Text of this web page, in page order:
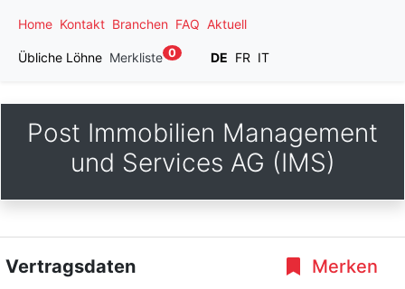
Home Kontakt Branchen FAQ Aktuell
Übliche Löhne Merkliste 0 DE FR IT
Post Immobilien Management
und Services AG (IMS)
Merken
Vertragsdaten